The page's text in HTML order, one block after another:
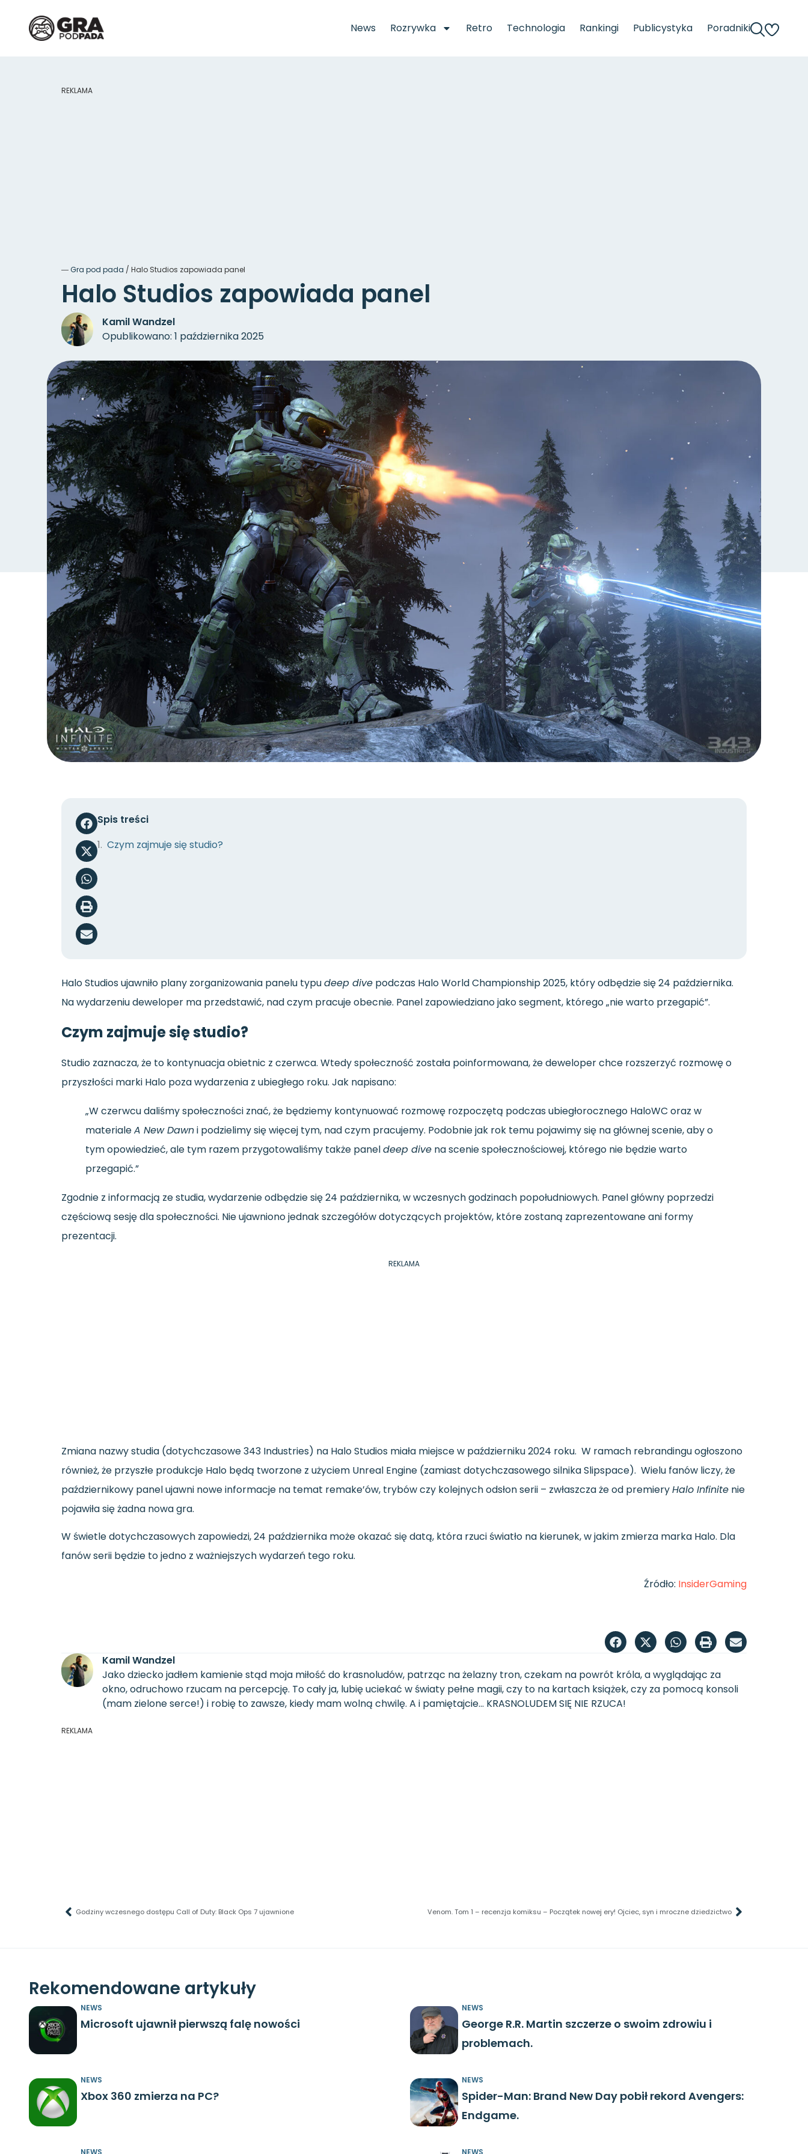
News Rozrywka Retro Technologia Rankingi Publicystyka Poradniki
REKLAMA
―Gra pod pada / Halo Studios zapowiada panel
Halo Studios zapowiada panel
Kamil Wandzel
Opublikowano: 1 października 2025
Spis treści
Czym zajmuje się studio?
Halo Studios ujawniło plany zorganizowania panelu typudeep dive podczas Halo World Championship 2025, który odbędzie się 24 października.
Na wydarzeniu deweloper ma przedstawić, nad czym pracuje obecnie. Panel zapowiedziano jako segment, którego „nie warto przegapić”.
Czym zajmuje się studio?
Studio zaznacza, że to kontynuacja obietnic z czerwca. Wtedy społeczność została poinformowana, że deweloper chce rozszerzyć rozmowę o
przyszłości marki Halo poza wydarzenia z ubiegłego roku. Jak napisano:
„W czerwcu daliśmy społeczności znać, że będziemy kontynuować rozmowę rozpoczętą podczas ubiegłorocznego HaloWC oraz w
materialeA New Dawni podzielimy się więcej tym, nad czym pracujemy. Podobnie jak rok temu pojawimy się na głównej scenie, aby o
tym opowiedzieć, ale tym razem przygotowaliśmy także paneldeep dive na scenie społecznościowej, którego nie będzie warto
przegapić.”
Zgodnie z informacją ze studia, wydarzenie odbędzie się 24 października, w wczesnych godzinach popołudniowych. Panel główny poprzedzi
częściową sesję dla społeczności. Nie ujawniono jednak szczegółów dotyczących projektów, które zostaną zaprezentowane ani formy
prezentacji.
REKLAMA
Zmiana nazwy studia (dotychczasowe 343 Industries) na Halo Studios miała miejsce w październiku 2024 roku. W ramach rebrandingu ogłoszono
również, że przyszłe produkcje Halo będą tworzone z użyciem Unreal Engine (zamiast dotychczasowego silnika Slipspace). Wielu fanów liczy, że
październikowy panel ujawni nowe informacje na temat remake’ów, trybów czy kolejnych odsłon serii – zwłaszcza że od premieryHalo Infinite nie
pojawiła się żadna nowa gra.
W świetle dotychczasowych zapowiedzi, 24 października może okazać się datą, która rzuci światło na kierunek, w jakim zmierza marka Halo. Dla
fanów serii będzie to jedno z ważniejszych wydarzeń tego roku.
Źródło: InsiderGaming
Kamil Wandzel
Jako dziecko jadłem kamienie stąd moja miłość do krasnoludów, patrząc na żelazny tron, czekam na powrót króla, a wyglądając za
okno, odruchowo rzucam na percepcję. To cały ja, lubię uciekać w światy pełne magii, czy to na kartach książek, czy za pomocą konsoli
(mam zielone serce!) i robię to zawsze, kiedy mam wolną chwilę. A i pamiętajcie... KRASNOLUDEM SIĘ NIE RZUCA!
REKLAMA
Godziny wczesnego dostępu Call of Duty: Black Ops 7 ujawnione Venom. Tom 1 – recenzja komiksu – Początek nowej ery! Ojciec, syn i mroczne dziedzictwo
Rekomendowane artykuły
NEWS
Microsoft ujawnił pierwszą falę nowości
NEWS
George R.R. Martin szczerze o swoim zdrowiu i
problemach.
NEWS
Xbox 360 zmierza na PC?
NEWS
Spider-Man: Brand New Day pobił rekord Avengers:
Endgame.